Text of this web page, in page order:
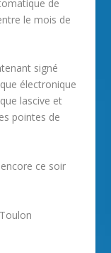
de
le mois de
signé
électronique
lascive et
pointes de
ce soir